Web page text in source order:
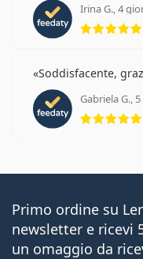
Irina G., 4
Soddisfacente,
Gabriela G.,
Primo ordine su
newsletter e ricevi
un omaggio da